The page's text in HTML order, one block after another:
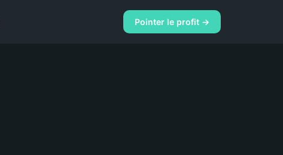
Pointer le profit →